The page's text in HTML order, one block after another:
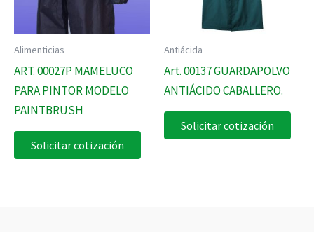
Alimenticias
ART. 00027P MAMELUCO
PARA PINTOR MODELO
PAINTBRUSH
Solicitar cotización
Antiácida
Art. 00137 GUARDAPOLVO
ANTIÁCIDO CABALLERO.
Solicitar cotización